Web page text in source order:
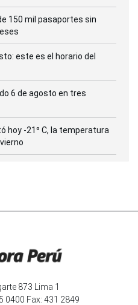
150 mil pasaportes sin
este es el horario del
6 de agosto en tres
hoy -21⁰ C, la temperatura
873 Lima 1
0400 Fax: 431 2849